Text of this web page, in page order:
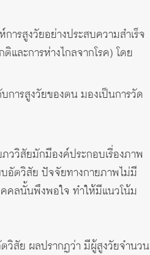
ารสูงวัยอย่างประสบความสำเร็จ
และการห่างไกลจากโรค) โดย
การสูงวัยของตน มองเป็นการวัด
ววิสัยมักมีองค์ประกอบเรื่องภาพ
บอัตวิสัย ปัจจัยทางกายภาพไม่มี
คลนั้นพึงพอใจ ทำให้มีแนวโน้ม
วิสัย ผลปรากฏว่า มีผู้สูงวัยจำนวน